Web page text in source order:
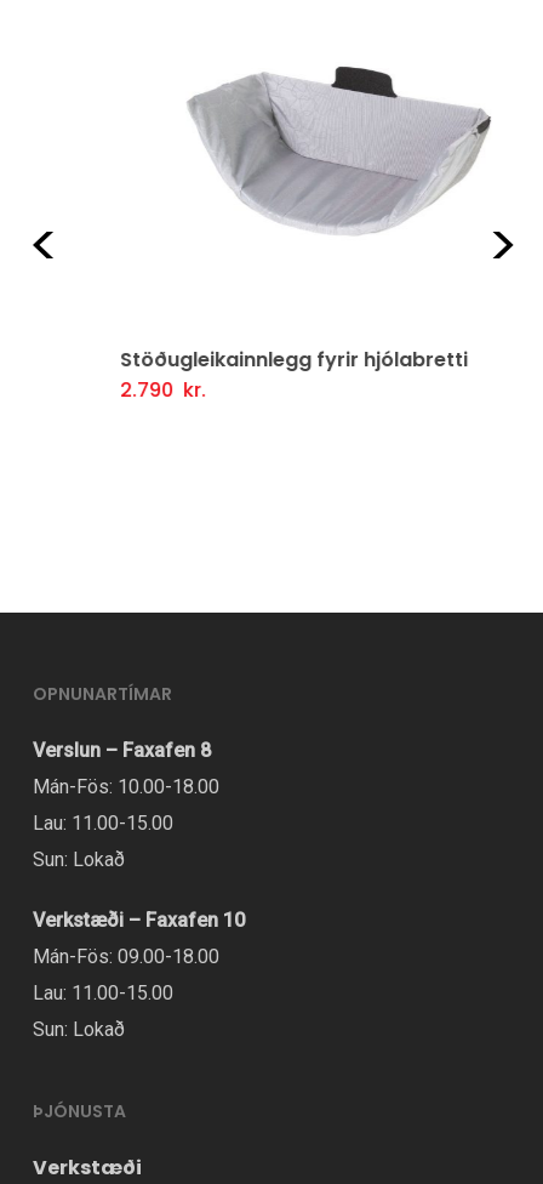
Stöðugleikainnlegg fyrir hjólabretti
2.790kr.
Setja Í Körfu
OPNUNARTÍMAR
Verslun – Faxafen 8
Mán-Fös: 10.00-18.00
Lau: 11.00-15.00
Sun: Lokað
Verkstæði – Faxafen 10
Mán-Fös: 09.00-18.00
Lau: 11.00-15.00
Sun: Lokað
ÞJÓNUSTA
Verkstæði